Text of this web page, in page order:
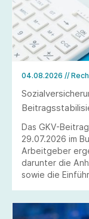
04.08.2026 //
Das GKV-
29.07.2026 im
Arbeitgeber
darunter die
sowie die